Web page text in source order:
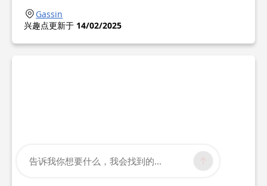
Gassin
兴趣点更新于 14/02/2025
告诉我你想要什么，我会找到的...